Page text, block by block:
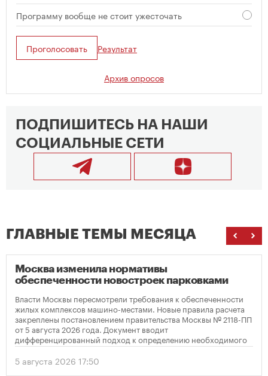
Программу вообще не стоит ужесточать
Проголосовать Результат
Архив опросов
ПОДПИШИТЕСЬ НА НАШИ
СОЦИАЛЬНЫЕ СЕТИ
ГЛАВНЫЕ ТЕМЫ МЕСЯЦА
Москва изменила нормативы
обеспеченности новостроек парковками
Власти Москвы пересмотрели требования к обеспеченности
жилых комплексов машино-местами. Новые правила расчета
закреплены постановлением правительства Москвы № 2118-ПП
от 5 августа 2026 года. Документ вводит
дифференцированный подход к определению необходимого
количества парковок в зависимости от площади квартир и
устанавливает переходный период для уже согласованных
проектов.
5 августа 2026 17:50